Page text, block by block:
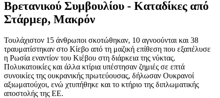
Βρετανικού Συμβουλίου - Καταδίκες από
Στάρμερ, Μακρόν
Τουλάχιστον 15 άνθρωποι σκοτώθηκαν, 10 αγνοούνται και 38
τραυματίστηκαν στο Κίεβο από τη μαζική επίθεση που εξαπέλυσε
η Ρωσία εναντίον του Κιέβου στη διάρκεια της νύκτας.
Πολυκατοικίες και άλλα κτίρια υπέστησαν ζημιές σε επτά
συνοικίες της ουκρανικής πρωτεύουσας, δήλωσαν Ουκρανοί
αξιωματούχοι, ενώ χτυπήθηκε και το κτήριο της διπλωματικής
αποστολής της ΕΕ.